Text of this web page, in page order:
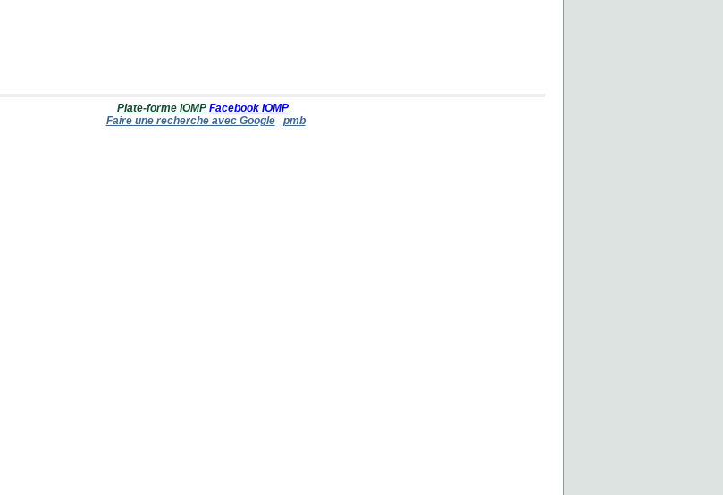
Plate-forme IOMP Facebook IOMP
Faire une recherche avec Google
pmb